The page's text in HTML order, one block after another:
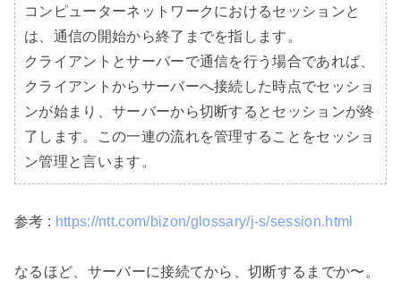
コンピューターネットワークにおけるセッションと
は、通信の開始から終了までを指します。
クライアントとサーバーで通信を行う場合であれば、
クライアントからサーバーへ接続した時点でセッショ
ンが始まり、サーバーから切断するとセッションが終
了します。この一連の流れを管理することをセッショ
ン管理と言います。
参考 : https://ntt.com/bizon/glossary/j-s/session.html
なるほど、サーバーに接続てから、切断するまでか〜。